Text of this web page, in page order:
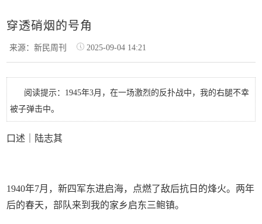
穿透硝烟的号角
来源：新民周刊 2025-09-04 14:21
阅读提示：1945年3月，在一场激烈的反扑战中，我的右腿不幸
被子弹击中。
口述｜陆志其
1940年7月，新四军东进启海，点燃了敌后抗日的烽火。两年
后的春天，部队来到我的家乡启东三鲍镇。